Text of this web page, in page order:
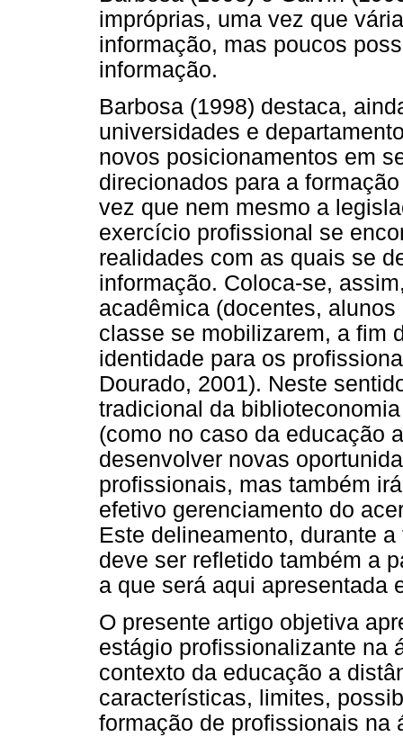
impróprias, uma vez que
informação, mas poucos
informação.
Barbosa (1998) destaca,
universidades e
novos posicionamentos em
direcionados para a
vez que nem mesmo a
exercício profissional se
realidades com as quais se
informação. Coloca-se,
acadêmica (docentes,
classe se mobilizarem, a fim
identidade para os
Dourado, 2001). Neste
tradicional da
(como no caso da educação
desenvolver novas
profissionais, mas também
efetivo gerenciamento do
Este delineamento, durante
deve ser refletido também a
a que será aqui apresentada
O presente artigo objetiva
estágio profissionalizante na
contexto da educação a
características, limites,
formação de profissionais na